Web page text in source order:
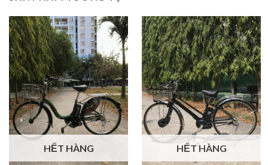
HẾT HÀNG HẾT HÀNG